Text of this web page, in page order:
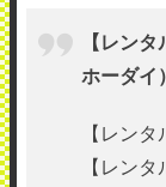
【レン
ホーダイ）
【レン
【レン